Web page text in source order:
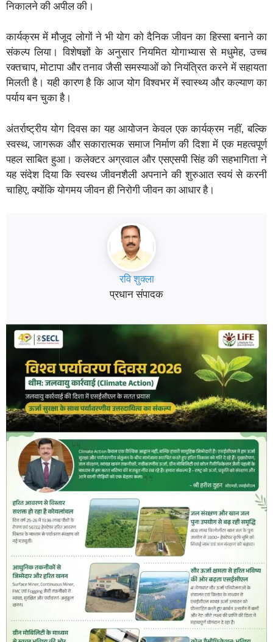
निकालने की अपील की।
कार्यक्रम में मौजूद लोगों ने भी योग को दैनिक जीवन का हिस्सा बनाने का
संकल्प लिया। विशेषज्ञों के अनुसार नियमित योगाभ्यास से मधुमेह, उच्च
रक्तचाप, मोटापा और तनाव जैसी समस्याओं को नियंत्रित करने में सहायता
मिलती है। यही कारण है कि आज योग विश्वभर में स्वास्थ्य और कल्याण का
पर्याय बन चुका है।
अंतर्राष्ट्रीय योग दिवस का यह आयोजन केवल एक कार्यक्रम नहीं, बल्कि
स्वस्थ, जागरूक और सकारात्मक समाज निर्माण की दिशा में एक महत्वपूर्ण
पहल साबित हुआ। कलेक्टर अग्रवाल और एसएसपी सिंह की सहभागिता ने
यह संदेश दिया कि स्वस्थ जीवनशैली अपनाने की शुरुआत स्वयं से करनी
चाहिए, क्योंकि योगमय जीवन ही निरोगी जीवन का आधार है।
रवि शुक्ला
प्रधान संपादक